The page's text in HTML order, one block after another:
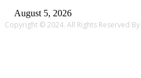
August 5, 2026
Copyright © 2024. All Rights Reserved By